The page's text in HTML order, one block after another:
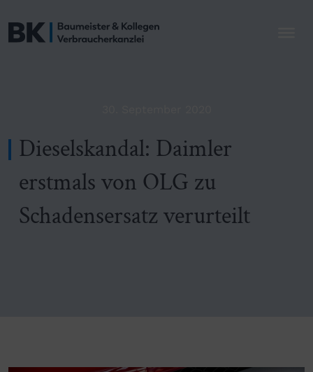
Dieselskandal: Daimler
erstmals von OLG zu
Schadensersatz verurteilt